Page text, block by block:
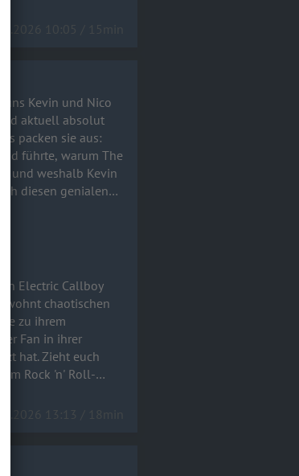
10:05 / 15min
aktuell absolut
packen sie aus:
führte, warum The
und weshalb Kevin
Rock 'n'
chaotischen
zu ihrem
Fan in ihrer
euch
Rock 'n' Roll-